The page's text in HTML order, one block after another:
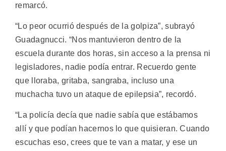
remarcó.
“Lo peor ocurrió después de la golpiza”, subrayó
Guadagnucci. “Nos mantuvieron dentro de la
escuela durante dos horas, sin acceso a la prensa ni
legisladores, nadie podía entrar. Recuerdo gente
que lloraba, gritaba, sangraba, incluso una
muchacha tuvo un ataque de epilepsia”, recordó.
“La policía decía que nadie sabía que estábamos
allí y que podían hacernos lo que quisieran. Cuando
escuchas eso, crees que te van a matar, y ese un